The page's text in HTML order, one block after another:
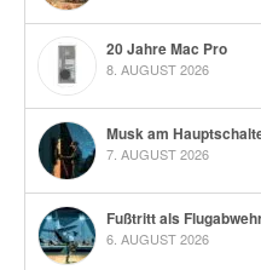
20 Jahre Mac Pro
8. AUGUST 2026
Musk am
7. AUGUST 2026
Fußtritt als
6. AUGUST 2026